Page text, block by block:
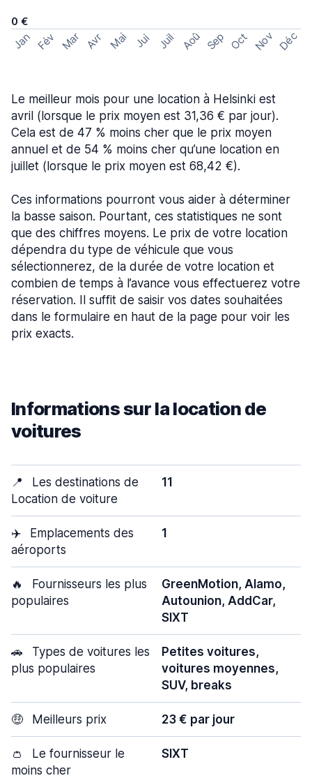
0 €
Jan Fév Mar Avr Mai Jui Juil Aoû Sep Oct Nov Déc
Le meilleur mois pour une location à Helsinki est
avril (lorsque le prix moyen est 31,36 € par jour).
Cela est de 47 % moins cher que le prix moyen
annuel et de 54 % moins cher qu’une location en
juillet (lorsque le prix moyen est 68,42 €).
Ces informations pourront vous aider à déterminer
la basse saison. Pourtant, ces statistiques ne sont
que des chiffres moyens. Le prix de votre location
dépendra du type de véhicule que vous
sélectionnerez, de la durée de votre location et
combien de temps à l’avance vous effectuerez votre
réservation. Il suffit de saisir vos dates souhaitées
dans le formulaire en haut de la page pour voir les
prix exacts.
Informations sur la location de
voitures
📍
Les destinations de
Location de voiture
11
✈️
Emplacements des
aéroports
1
🔥
Fournisseurs les plus
populaires
GreenMotion, Alamo,
Autounion, AddCar,
SIXT
🚗
Types de voitures les
plus populaires
Petites voitures,
voitures moyennes,
SUV, breaks
🤑 Meilleurs prix 23 € par jour
👛
Le fournisseur le
moins cher
SIXT